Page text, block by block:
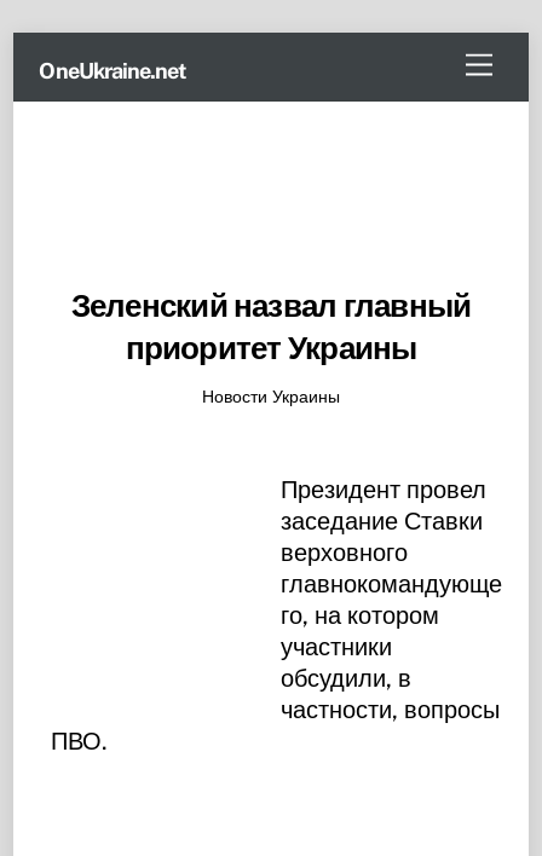
content
Menu
OneUkraine.net
Зеленский назвал главный
приоритет Украины
Новости Украины
Президент провел
заседание Ставки
верховного
главнокомандующе
го, на котором
участники
обсудили, в
частности, вопросы
ПВО.